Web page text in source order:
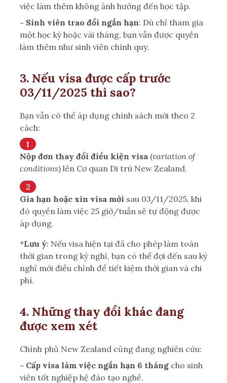
việc làm thêm không ảnh hưởng đến học tập.
- Sinh viên trao đổi ngắn hạn: Dù chỉ tham gia
một học kỳ hoặc vài tháng, bạn vẫn được quyền
làm thêm như sinh viên chính quy.
3. Nếu visa được cấp trước
03/11/2025 thì sao?
Bạn vẫn có thể áp dụng chính sách mới theo 2
cách:
Nộp đơn thay đổi điều kiện visa (variation of
conditions) lên Cơ quan Di trú New Zealand.
Gia hạn hoặc xin visa mới sau 03/11/2025, khi
đó quyền làm việc 25 giờ/tuần sẽ tự động được
áp dụng.
*Lưu ý: Nếu visa hiện tại đã cho phép làm toàn
thời gian trong kỳ nghỉ, bạn có thể đợi đến sau kỳ
nghỉ mới điều chỉnh để tiết kiệm thời gian và chi
phí.
4. Những thay đổi khác đang
được xem xét
Chính phủ New Zealand cũng đang nghiên cứu:
- Cấp visa làm việc ngắn hạn 6 tháng cho sinh
viên tốt nghiệp hệ đào tạo nghề.